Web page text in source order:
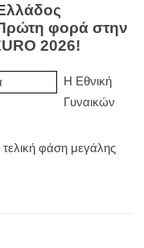
φορά στην
2026!
Η Εθνική
Γυναικών
φάση μεγάλης